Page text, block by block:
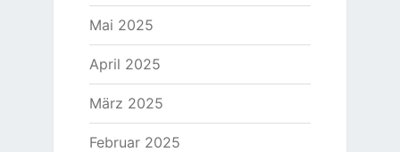
Mai 2025
April 2025
März 2025
Februar 2025